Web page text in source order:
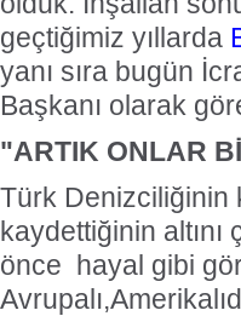
geçtiğimiz yıllarda
yanı sıra bugün
Başkanı olarak
"ARTIK ONLAR
Türk Denizciliğinin
kaydettiğinin
önce hayal gibi